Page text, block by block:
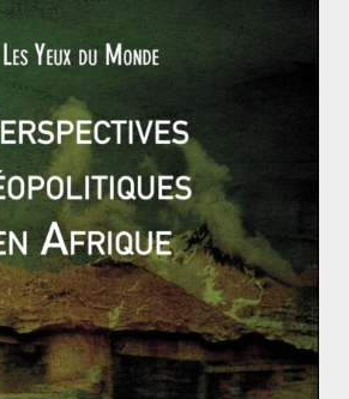
culturel mondial en à
Cependant,